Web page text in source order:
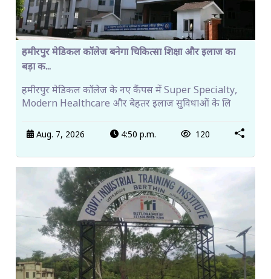
हमीरपुर मेडिकल कॉलेज बनेगा चिकित्सा शिक्षा और इलाज का
बड़ा क...
हमीरपुर मेडिकल कॉलेज के नए कैंपस में Super Specialty,
Modern Healthcare और बेहतर इलाज सुविधाओं के लि
Aug. 7, 2026 4:50 p.m. 120